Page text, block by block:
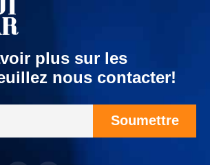
plus sur les
nous contacter!
Soumettre